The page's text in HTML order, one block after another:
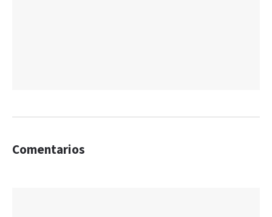
Comentarios